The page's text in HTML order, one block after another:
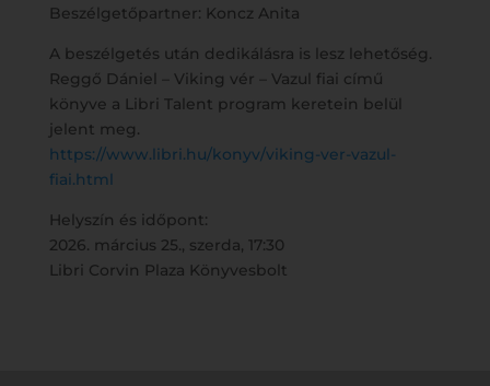
Beszélgetőpartner: Koncz Anita
A beszélgetés után dedikálásra is lesz lehetőség.
Reggő Dániel – Viking vér – Vazul fiai című
könyve a Libri Talent program keretein belül
jelent meg.
https://www.libri.hu/konyv/viking-ver-vazul-
fiai.html
Helyszín és időpont:
2026. március 25., szerda, 17:30
Libri Corvin Plaza Könyvesbolt